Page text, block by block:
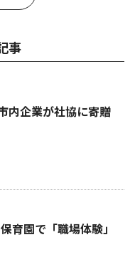
事
企業が社協に寄贈
育園で「職場体験」